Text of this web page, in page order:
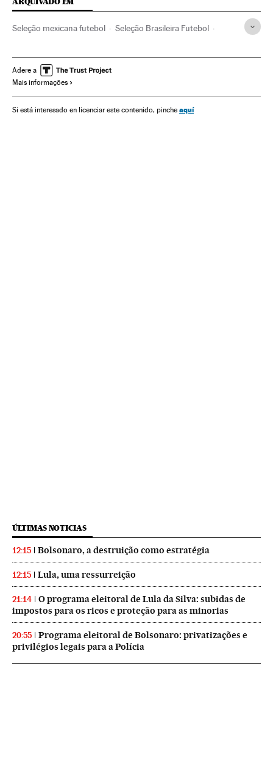
Seleção mexicana futebol Seleção Brasileira Futebol
Copa do Mundo Futebol Futebol
América do Sul
Seleção mexicana Seleções esportivas Esportes
Adere a
Mais informações
Si está interesado en licenciar este contenido, pinche aquí
ÚLTIMAS NOTICIAS
12:15 Bolsonaro, a destruição como estratégia
12:15 Lula, uma ressurreição
21:14
O programa eleitoral de Lula da Silva: subidas de
impostos para os ricos e proteção para as minorias
20:55
Programa eleitoral de Bolsonaro: privatizações e
privilégios legais para a Polícia